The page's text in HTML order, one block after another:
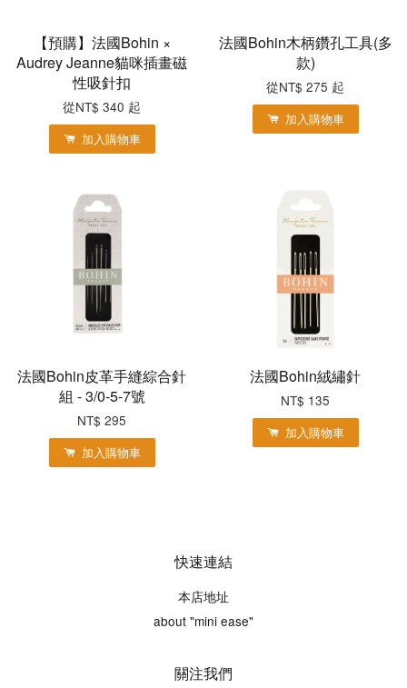
【預購】法國Bohin ×
Audrey Jeanne貓咪插畫磁
性吸針扣
從NT$ 340 起
加入購物車
法國Bohin木柄鑽孔工具(多
款)
從NT$ 275 起
加入購物車
法國Bohin皮革手縫綜合針
組 - 3/0-5-7號
NT$ 295
加入購物車
法國Bohin絨繡針
NT$ 135
加入購物車
快速連結
本店地址
about "mini ease"
關注我們